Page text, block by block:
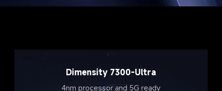
Dimensity 7300-Ultra
4nm processor and 5G ready